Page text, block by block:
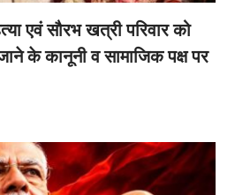
एवं सौरभ खत्री परिवार को
के कानूनी व सामाजिक पक्ष पर